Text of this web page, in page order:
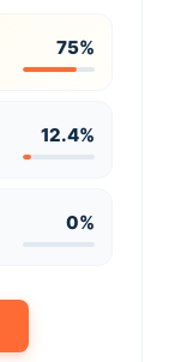
75%
12.4%
0%